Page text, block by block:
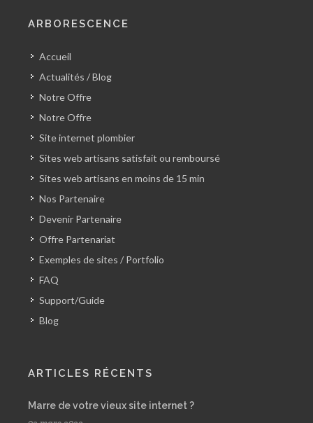
ARBORESCENCE
Accueil
Actualités / Blog
Notre Offre
Notre Offre
Site internet plombier
Sites web artisans satisfait ou remboursé
Sites web artisans en moins de 15 min
Nos Partenaire
Devenir Partenaire
Offre Partenariat
Exemples de sites / Portfolio
FAQ
Support/Guide
Blog
ARTICLES RÉCENTS
Marre de votre vieux site internet ?